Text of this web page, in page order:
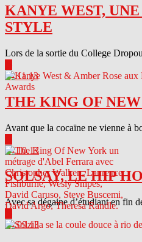
KANYE WEST,
STYLE
Lors de la sortie du College
04.11.13
THE KING OF
Avant que la cocaïne ne vienne à
04.10.13
SOLSAY, LE HIP
Avec sa dégaine d’étudiant en fin
04.09.13